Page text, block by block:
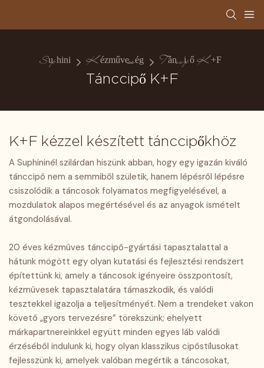
Suphini Kézművesség Tánccipő K+F
Tánccipő K+F
K+F kézzel készített tánccipőkhöz
A Suphininél szilárdan hiszünk abban, hogy egy igazán kiváló
tánccipő nem a semmiből születik, hanem lépésről lépésre
csiszolódik a táncosok folyamatos megfigyelésével, a
mozdulatok alapos megértésével és az anyagok ismételt
átgondolásával.
20 éves kézműves tánccipő-gyártási tapasztalattal a
hátunk mögött egy olyan kutatási és fejlesztési rendszert
építettünk ki, amely a táncosok igényeire összpontosít,
kézművesek tapasztalatára támaszkodik, és valódi
tesztekkel igazolja a teljesítményét. Nem a trendeket vakon
követő „gyors tervezésre” törekszünk; ehelyett
márkapartnereinkkel együtt minden egyes láb valódi
érzéséből indulunk ki, hogy olyan klasszikus cipőstílusokat
fejlesszünk ki, amelyek valóban megértik a táncosokat,